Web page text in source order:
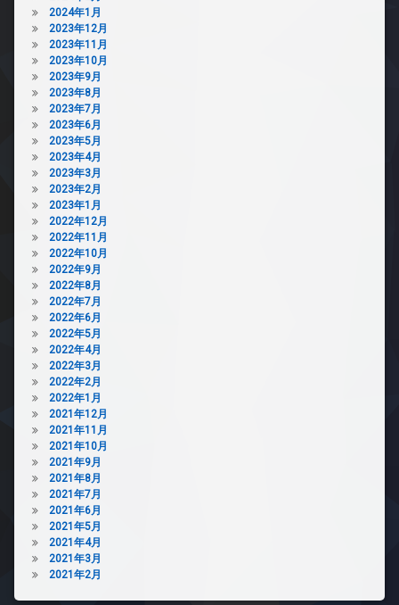
2024年1月
2023年12月
2023年11月
2023年10月
2023年9月
2023年8月
2023年7月
2023年6月
2023年5月
2023年4月
2023年3月
2023年2月
2023年1月
2022年12月
2022年11月
2022年10月
2022年9月
2022年8月
2022年7月
2022年6月
2022年5月
2022年4月
2022年3月
2022年2月
2022年1月
2021年12月
2021年11月
2021年10月
2021年9月
2021年8月
2021年7月
2021年6月
2021年5月
2021年4月
2021年3月
2021年2月